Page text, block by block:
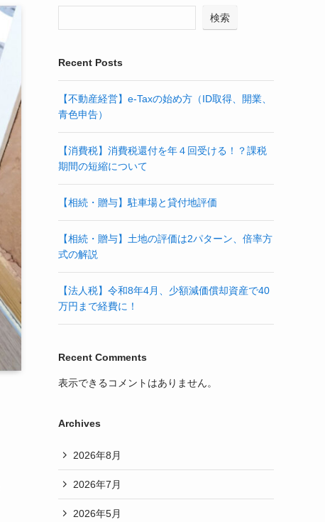
検索
Recent Posts
【不動産経営】e-Taxの始め方（ID取得、開業、
青色申告）
【消費税】消費税還付を年４回受ける！？課税
期間の短縮について
【相続・贈与】駐車場と貸付地評価
【相続・贈与】土地の評価は2パターン、倍率方
式の解説
【法人税】令和8年4月、少額減価償却資産で40
万円まで経費に！
Recent Comments
表示できるコメントはありません。
Archives
2026年8月
2026年7月
2026年5月